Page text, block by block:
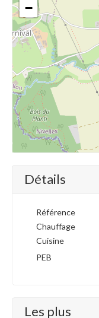
−
Détails
Référence
Chauffage
Cuisine
PEB
Les plus